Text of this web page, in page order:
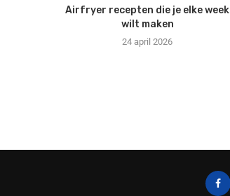
Airfryer recepten die je elke week
wilt maken
24 april 2026